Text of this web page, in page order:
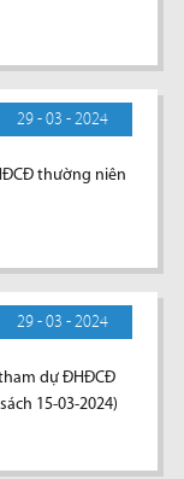
29 - 03 - 2024
thường niên
29 - 03 - 2024
dự ĐHĐCĐ
15-03-2024)